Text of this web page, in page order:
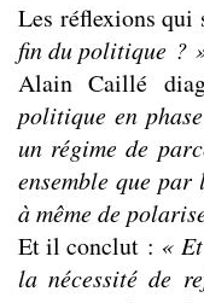
Les réflexions
fin du politique ?
Alain Caillé
politique en
un régime de
ensemble que par
à même de
Et il conclut : «
la nécessité de